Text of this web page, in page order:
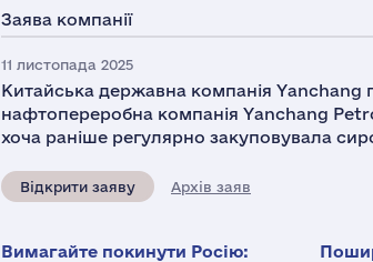
Заява компанії
11 листопада 2025
Китайська державна компанія Yanchang
нафтопереробна компанія Yanchang
хоча раніше регулярно закуповувала
Відкрити заяву Архів заяв
Вимагайте покинути Росію: